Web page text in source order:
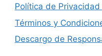
Política de
Términos y
Descargo de